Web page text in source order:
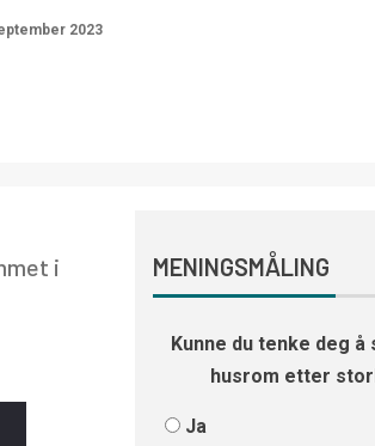
2023
i
MENINGSMÅLING
Kunne du tenke deg å
husrom etter
Ja